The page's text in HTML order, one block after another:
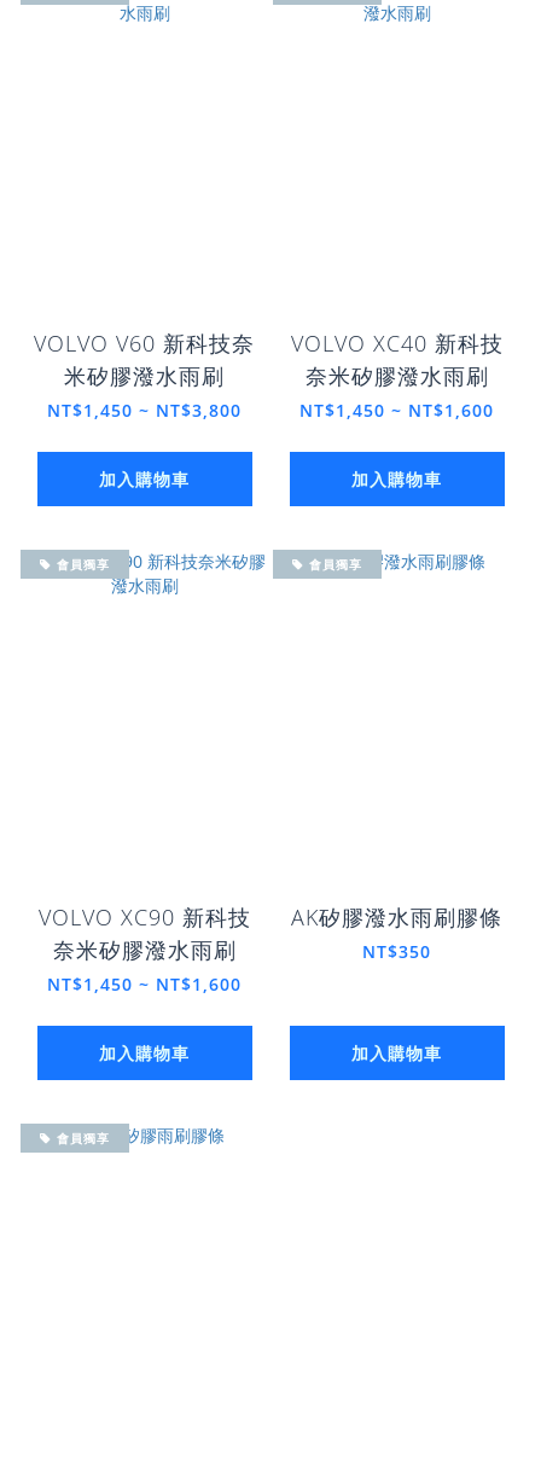
VOLVO V60 新科技奈
米矽膠潑水雨刷
NT$1,450 ~ NT$3,800
加入購物車
VOLVO XC40 新科技
奈米矽膠潑水雨刷
NT$1,450 ~ NT$1,600
加入購物車
會員獨享
VOLVO XC90 新科技
奈米矽膠潑水雨刷
NT$1,450 ~ NT$1,600
加入購物車
會員獨享
AK矽膠潑水雨刷膠條
NT$350
加入購物車
會員獨享